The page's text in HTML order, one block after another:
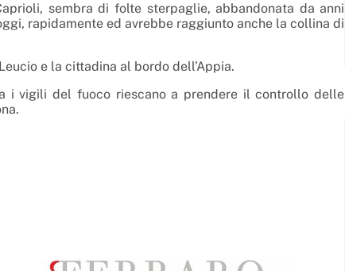
sembra di folte sterpaglie, abbandonata da anni
rapidamente ed avrebbe raggiunto anche la collina di
e la cittadina al bordo dell’Appia.
i vigili del fuoco riescano a prendere il controllo delle